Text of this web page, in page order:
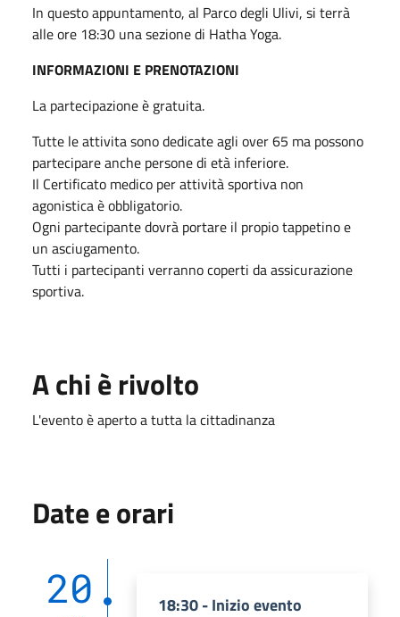
In questo appuntamento, al Parco degli Ulivi, si terrà
alle ore 18:30 una sezione di Hatha Yoga.
INFORMAZIONI E PRENOTAZIONI
La partecipazione è gratuita.
Tutte le attivita sono dedicate agli over 65 ma possono
partecipare anche persone di età inferiore.
Il Certificato medico per attività sportiva non
agonistica è obbligatorio.
Ogni partecipante dovrà portare il propio tappetino e
un asciugamento.
Tutti i partecipanti verranno coperti da assicurazione
sportiva.
A chi è rivolto
L'evento è aperto a tutta la cittadinanza
Date e orari
20 18:30 - Inizio evento